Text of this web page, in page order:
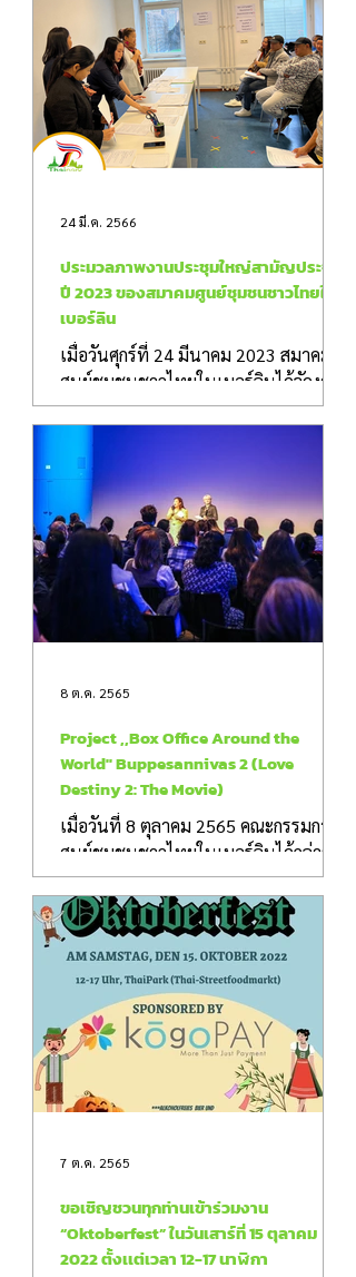
ประมวลภาพงานประชุมใหญ่สามัญประจำ
ปี 2023 ของสมาคมศูนย์ชุมชนชาวไทยใน
เบอร์ลิน
เมื่อวันศุกร์ที่ 24 มีนาคม 2023 สมาคม
ศูนย์ชุมชนชาวไทยในเบอร์ลินได้จัดงาน
ประชุมใหญ่สามัญประจำปี 2023 ณ ห้อง
24 มี.ค. 2566
Project ,,Box Office Around the
World'' Buppesannivas 2 (Love
Destiny 2: The Movie)
เมื่อวันที่ 8 ตุลาคม 2565 คณะกรรมการ
ศูนย์ชุมชนชาวไทยในเบอร์ลินได้กล่าว
เปิดภาพยนตร์ บุพเพสันนิวาส 2 (Love
Destiny 2: The Movie) ณ...
8 ต.ค. 2565
ขอเชิญชวนทุกท่านเข้าร่วมงาน
“Oktoberfest” ในวันเสาร์ที่ 15 ตุลาคม
2022 ตั้งเเต่เวลา 12-17 นาฬิกา
7 ต.ค. 2565